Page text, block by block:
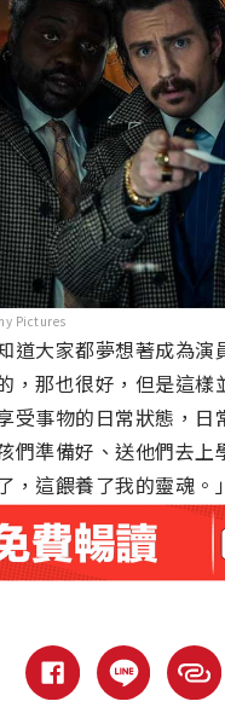
Pictures
道大家都夢想著成為演
，那也很好，但是這樣
受事物的日常狀態，日
們準備好、送他們去上
，這餵養了我的靈魂。」